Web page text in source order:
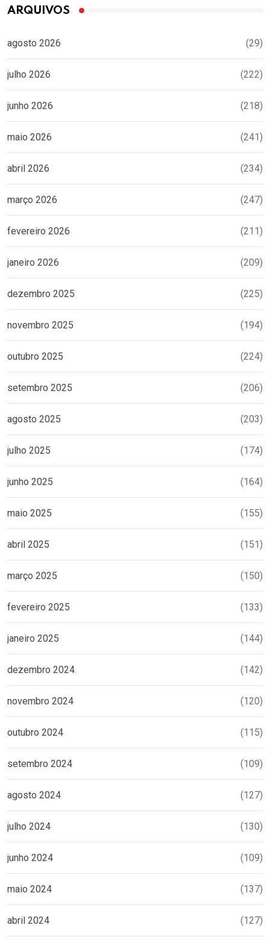
ARQUIVOS
agosto 2026 (29)
julho 2026 (222)
junho 2026 (218)
maio 2026 (241)
abril 2026 (234)
março 2026 (247)
fevereiro 2026 (211)
janeiro 2026 (209)
dezembro 2025 (225)
novembro 2025 (194)
outubro 2025 (224)
setembro 2025 (206)
agosto 2025 (203)
julho 2025 (174)
junho 2025 (164)
maio 2025 (155)
abril 2025 (151)
março 2025 (150)
fevereiro 2025 (133)
janeiro 2025 (144)
dezembro 2024 (142)
novembro 2024 (120)
outubro 2024 (115)
setembro 2024 (109)
agosto 2024 (127)
julho 2024 (130)
junho 2024 (109)
maio 2024 (137)
abril 2024 (127)